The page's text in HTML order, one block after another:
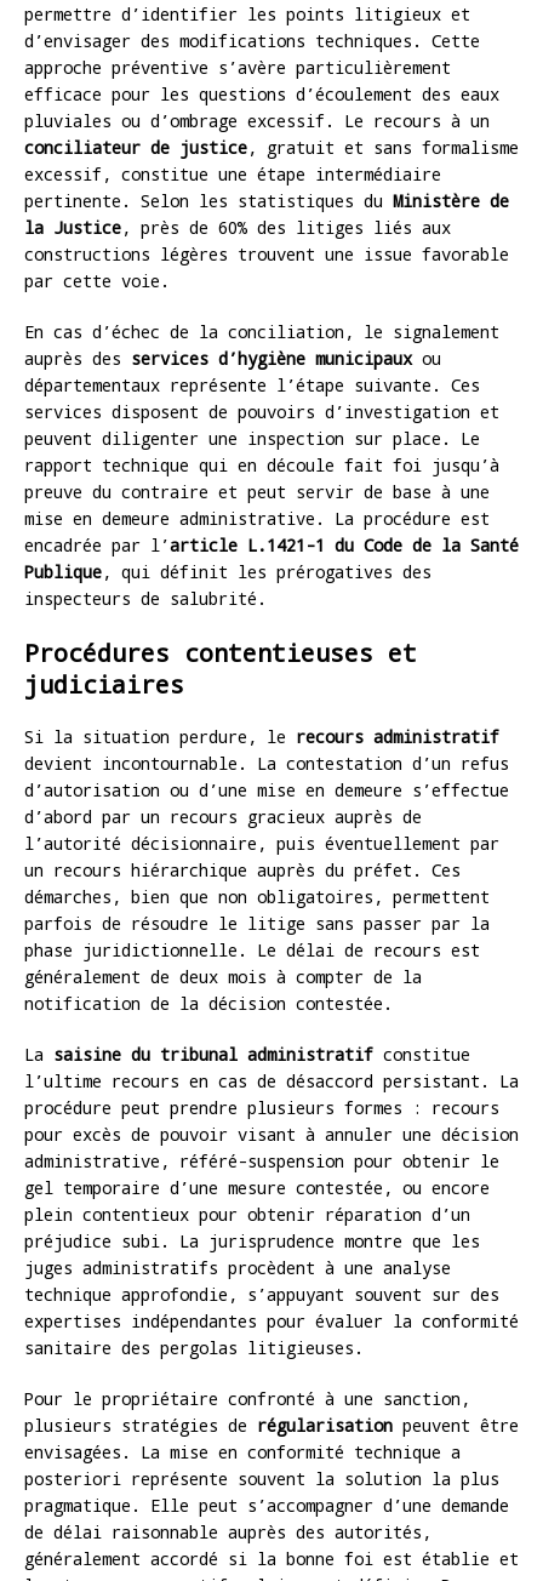
permettre d’identifier les points litigieux et
d’envisager des modifications techniques. Cette
approche préventive s’avère particulièrement
efficace pour les questions d’écoulement des eaux
pluviales ou d’ombrage excessif. Le recours à un
conciliateur de justice, gratuit et sans formalisme
excessif, constitue une étape intermédiaire
pertinente. Selon les statistiques du Ministère de
la Justice, près de 60% des litiges liés aux
constructions légères trouvent une issue favorable
par cette voie.
En cas d’échec de la conciliation, le signalement
auprès des services d’hygiène municipauxou
départementaux représente l’étape suivante. Ces
services disposent de pouvoirs d’investigation et
peuvent diligenter une inspection sur place. Le
rapport technique qui en découle fait foi jusqu’à
preuve du contraire et peut servir de base à une
mise en demeure administrative. La procédure est
encadrée par l’article L.1421-1 du Code de la Santé
Publique, qui définit les prérogatives des
inspecteurs de salubrité.
Procédures contentieuses et
judiciaires
Si la situation perdure, le recours administratif
devient incontournable. La contestation d’un refus
d’autorisation ou d’une mise en demeure s’effectue
d’abord par un recours gracieux auprès de
l’autorité décisionnaire, puis éventuellement par
un recours hiérarchique auprès du préfet. Ces
démarches, bien que non obligatoires, permettent
parfois de résoudre le litige sans passer par la
phase juridictionnelle. Le délai de recours est
généralement de deux mois à compter de la
notification de la décision contestée.
La saisine du tribunal administratif constitue
l’ultime recours en cas de désaccord persistant. La
procédure peut prendre plusieurs formes : recours
pour excès de pouvoir visant à annuler une décision
administrative, référé-suspension pour obtenir le
gel temporaire d’une mesure contestée, ou encore
plein contentieux pour obtenir réparation d’un
préjudice subi. La jurisprudence montre que les
juges administratifs procèdent à une analyse
technique approfondie, s’appuyant souvent sur des
expertises indépendantes pour évaluer la conformité
sanitaire des pergolas litigieuses.
Pour le propriétaire confronté à une sanction,
plusieurs stratégies de régularisation peuvent être
envisagées. La mise en conformité technique a
posteriori représente souvent la solution la plus
pragmatique. Elle peut s’accompagner d’une demande
de délai raisonnable auprès des autorités,
généralement accordé si la bonne foi est établie et